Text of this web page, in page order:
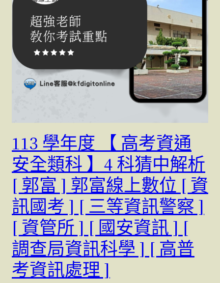
113 學年度 【 高考資通
安全類科 】4 科猜中解析
[ 郭富 ] 郭富線上數位 [ 資
訊國考 ] [ 三等資訊警察 ]
[ 資管所 ] [ 國安資訊 ] [
調查局資訊科學 ] [ 高普
考資訊處理 ]